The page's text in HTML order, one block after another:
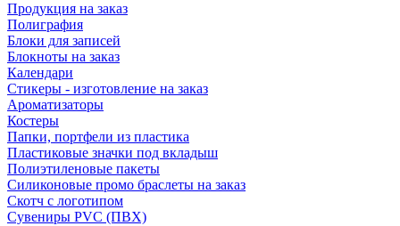
Продукция на заказ
Полиграфия
Блоки для записей
Блокноты на заказ
Календари
Стикеры - изготовление на заказ
Ароматизаторы
Костеры
Папки, портфели из пластика
Пластиковые значки под вкладыш
Полиэтиленовые пакеты
Силиконовые промо браслеты на заказ
Скотч с логотипом
Сувениры PVC (ПВХ)